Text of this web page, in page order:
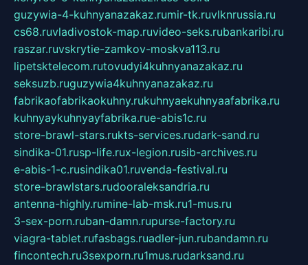
guzywia-4-kuhnyanazakaz.rumir-tk.ruvlknrussia.ru
cs68.ruvladivostok-map.ruvideo-seks.rubankaribi.ru
raszar.ruvskrytie-zamkov-moskva113.ru
lipetsktelecom.rutovudyi4kuhnyanazakaz.ru
seksuzb.ruguzywia4kuhnyanazakaz.ru
fabrikaofabrikaokuhny.rukuhnyaekuhnyaafabrika.ru
kuhnyaykuhnyayfabrika.rue-abis1c.ru
store-brawl-stars.rukts-services.rudark-sand.ru
sindika-01.rusp-life.rux-legion.rusib-archives.ru
e-abis-1-c.rusindika01.ruvenda-festival.ru
store-brawlstars.rudooraleksandria.ru
antenna-highly.rumine-lab-msk.ru1-mus.ru
3-sex-porn.ruban-damn.rupurse-factory.ru
viagra-tablet.rufasbags.ruadler-jun.rubandamn.ru
fincontech.ru3sexporn.ru1mus.rudarksand.ru